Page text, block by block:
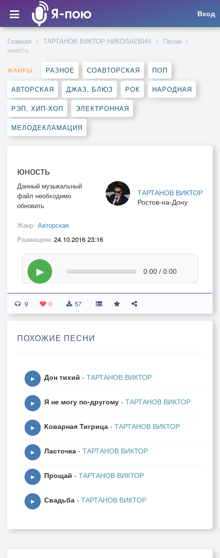
Вход
Главная ТАРТАНОВ ВИКТОР НИКОЛАЕВИЧ
Песни
юность
ЖАНРЫ: РАЗНОЕ СОАВТОРСКАЯ ПОП
АВТОРСКАЯ ДЖАЗ, БЛЮЗ РОК НАРОДНАЯ
РЭП, ХИП-ХОП ЭЛЕКТРОННАЯ
МЕЛОДЕКЛАМАЦИЯ
юность
ТАРТАНОВ ВИКТОР
Ростов-на-Дону
Данный музыкальный
файл необходимо
обновить
Жанр Авторская
Размещено 24.10.2016 23:16
▶ 0:00 / 0:00
9 0 57
ПОХОЖИЕ ПЕСНИ
▶ Дон тихий - ТАРТАНОВ ВИКТОР
▶ Я не могу по-другому - ТАРТАНОВ ВИКТОР
▶ Коварная Тигрица - ТАРТАНОВ ВИКТОР
▶ Ласточка - ТАРТАНОВ ВИКТОР
▶ Прощай - ТАРТАНОВ ВИКТОР
▶ Свадьба - ТАРТАНОВ ВИКТОР